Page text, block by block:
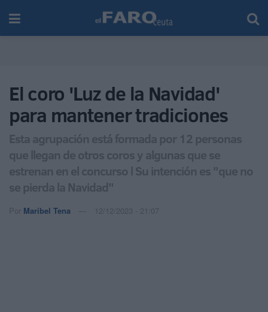
El coro 'Luz de la Navidad'
para mantener tradiciones
Esta agrupación está formada por 12 personas
que llegan de otros coros y algunas que se
estrenan en el concurso l Su intención es "que no
se pierda la Navidad"
Por Maribel Tena 12/12/2023 - 21:07